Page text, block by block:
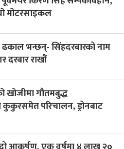
मोटरसाइकल
ढकाल भन्छन्- सिंहदरबारको नाम
दरबार राखौं
खोजीमा गौतमबुद्ध
परिचालन, ड्रोनबाट